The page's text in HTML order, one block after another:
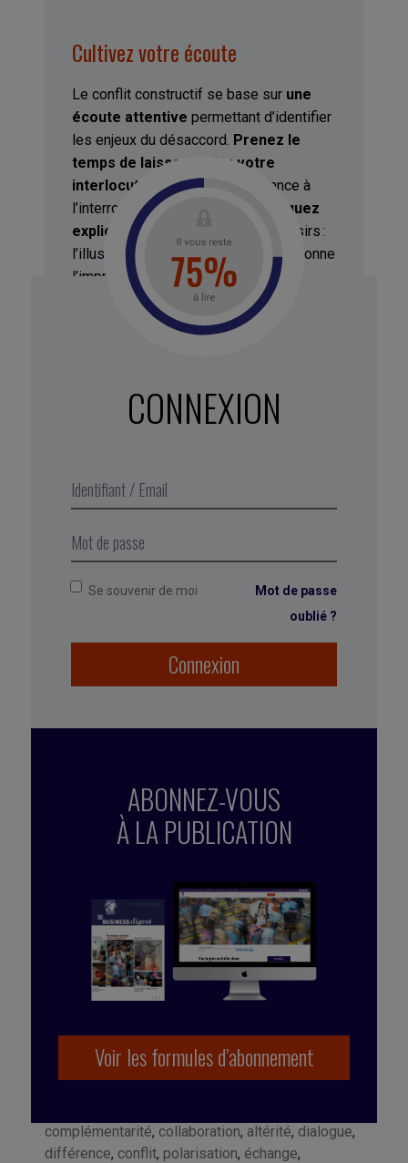
Cultivez votre écoute
Le conflit constructif se base sur une
écoute attentive permettant d’identifier
les enjeux du désaccord. Prenez le
temps de laisser parler votre
interlocuteur :vous avez tendance à
l’interrompre trop vite
Communiquez
explicitement
vos intentions et désirs :
l’illusion de la communication vous donne
l’impression que les autres lisent en
vous à livre ouvert mais vos motivations
ne sont évidentes que pour vous
vous vous sentirez
responsable de chercher des
CONNEXION
Se souvenir de moi
Mot de passe
oublié ?
Connexion
ABONNEZ-VOUS
À LA PUBLICATION
Voir les formules d’abonnement
complémentarité, collaboration, altérité, dialogue,
différence, conflit, polarisation, échange,